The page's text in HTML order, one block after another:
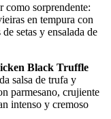
como sorprendente:
en tempura con
setas y ensalada de
Black Truffle
salsa de trufa y
parmesano, crujiente
intenso y cremoso